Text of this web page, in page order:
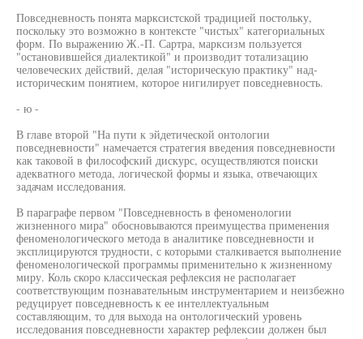
Повседневность понята марксистской традицией постольку,
поскольку это возможно в контексте "чистых" категориальных
форм. По выражению Ж.-П. Сартра, марксизм пользуется
"остановившейся диалектикой" и производит тотализацию
человеческих действий, делая "историческую практику" над-
историческим понятием, которое нигилирует повседневность.
- ю -
В главе второй "На пути к эйдетической онтологии
повседневности" намечается стратегия введения повседневности
как таковой в философский дискурс, осуществляются поиски
адекватного метода, логической формы и языка, отвечающих
задачам исследования.
В параграфе первом "Повседневность в феноменологии
жизненного мира" обосновываются преимущества применения
феноменологического метода в аналитике повседневности и
эксплицируются трудности, с которыми сталкивается выполнение
феноменологической программы применительно к жизненному
миру. Коль скоро классическая рефлексия не располагает
соответствующим познавательным инструментарием и неизбежно
редуцирует повседневность к ее интеллектуальным
составляющим, то для выхода на онтологический уровень
исследования повседневности характер рефлексии должен был